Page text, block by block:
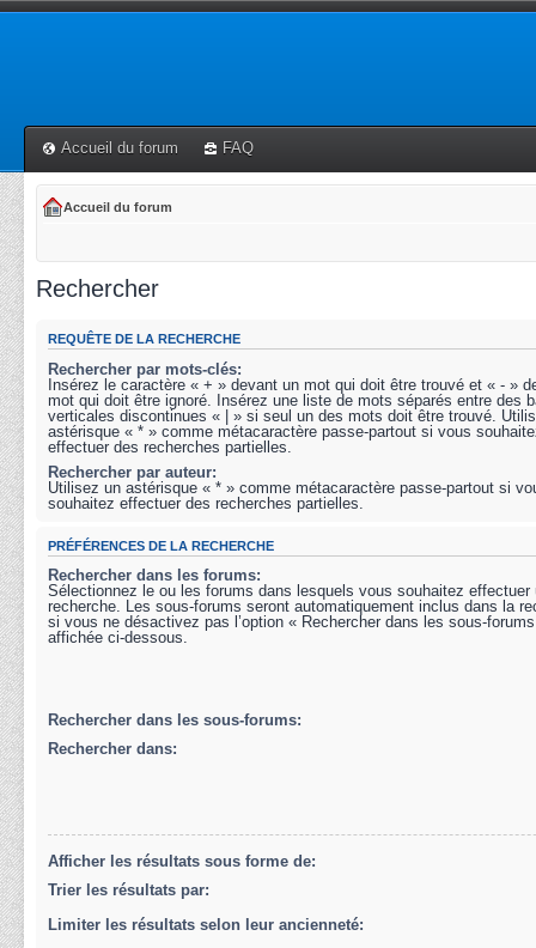
Accueil du forum FAQ
Accueil du forum
Rechercher
REQUÊTE DE LA RECHERCHE
Rechercher par mots-clés:
Insérez le caractère « + » devant un mot qui doit être trouvé et « - »
mot qui doit être ignoré. Insérez une liste de mots séparés entre des
verticales discontinues « | » si seul un des mots doit être trouvé.
astérisque « * » comme métacaractère passe-partout si vous
effectuer des recherches partielles.
Rechercher par auteur:
Utilisez un astérisque « * » comme métacaractère passe-partout si
souhaitez effectuer des recherches partielles.
PRÉFÉRENCES DE LA RECHERCHE
Rechercher dans les forums:
Sélectionnez le ou les forums dans lesquels vous souhaitez effectuer
recherche. Les sous-forums seront automatiquement inclus dans la
si vous ne désactivez pas l’option « Rechercher dans les sous-
affichée ci-dessous.
Rechercher dans les sous-forums:
Rechercher dans:
Afficher les résultats sous forme de:
Trier les résultats par:
Limiter les résultats selon leur ancienneté: